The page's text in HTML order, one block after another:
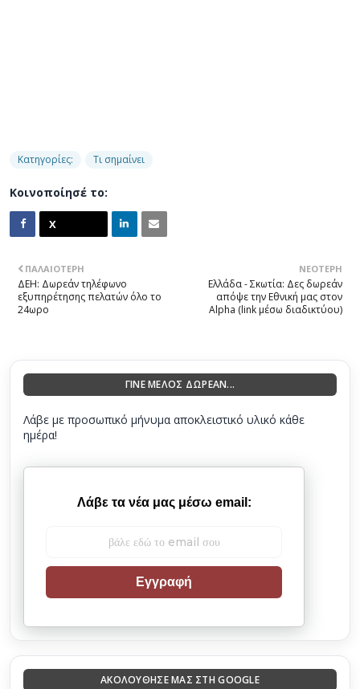
Κατηγορίες: Τι σημαίνει
Κοινοποίησέ το:
ΝΕΌΤΕΡΗ
Ελλάδα - Σκωτία: Δες δωρεάν
απόψε την Εθνική μας στον
Alpha (link μέσω διαδικτύου)
ΠΑΛΑΙΌΤΕΡΗ
ΔΕΗ: Δωρεάν τηλέφωνο
εξυπηρέτησης πελατών όλο το
24ωρο
ΓΙΝΕ ΜΕΛΟΣ ΔΩΡΕΑΝ...
Λάβε με προσωπικό μήνυμα αποκλειστικό υλικό κάθε
ημέρα!
Λάβε τα νέα μας μέσω email:
Εγγραφή
ΑΚΟΛΟΎΘΗΣΈ ΜΑΣ ΣΤΗ GOOGLE